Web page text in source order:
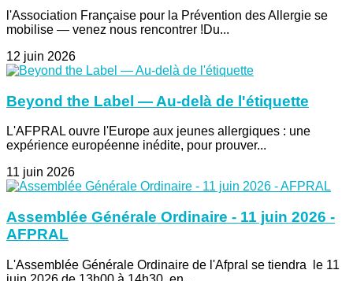
l'Association Française pour la Prévention des Allergie se
mobilise — venez nous rencontrer !Du...
12 juin 2026
Beyond the Label — Au-delà de l'étiquette
L'AFPRAL ouvre l'Europe aux jeunes allergiques : une
expérience européenne inédite, pour prouver...
11 juin 2026
Assemblée Générale Ordinaire - 11 juin 2026 -
AFPRAL
L'Assemblée Générale Ordinaire de l'Afpral se tiendra le 11